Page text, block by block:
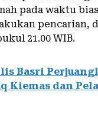
pada waktu
pencarian,
21.00 WIB.
Basri
Kiemas dan